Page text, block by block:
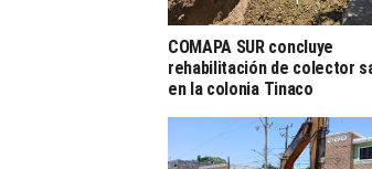
COMAPA SUR concluye
rehabilitación de colector
en la colonia Tinaco